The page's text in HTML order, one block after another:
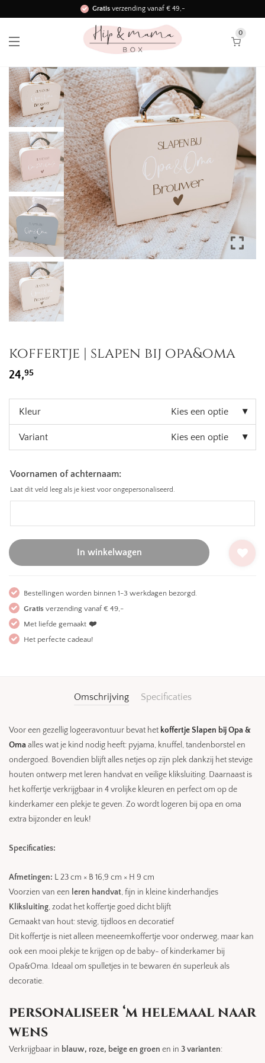
Gratisverzending vanaf € 49,-
Binnen 3 werkdagen in huis!
0
koffertje | slapen bij opa&oma
24,95
Kleur Kies een optie
Variant Kies een optie
Voornamen of achternaam:
Laat dit veld leeg als je kiest voor ongepersonaliseerd.
In winkelwagen
Bestellingen worden binnen 1-3 werkdagen bezorgd.
Gratis verzending vanaf € 49,-
Met liefde gemaakt ❤️
Het perfecte cadeau!
Omschrijving Specificaties
Voor een gezellig logeeravontuur bevat het koffertje Slapen bij Opa &
Omaalles wat je kind nodig heeft: pyjama, knuffel, tandenborstel en
ondergoed. Bovendien blijft alles netjes op zijn plek dankzij het stevige
houten ontwerp met leren handvat en veilige kliksluiting. Daarnaast is
het koffertje verkrijgbaar in 4 vrolijke kleuren en perfect om op de
kinderkamer een plekje te geven. Zo wordt logeren bij opa en oma
extra bijzonder en leuk!
Specificaties:
Afmetingen: L 23 cm × B 16,9 cm × H 9 cm
Voorzien van een leren handvat, fijn in kleine kinderhandjes
Kliksluiting, zodat het koffertje goed dicht blijft
Gemaakt van hout: stevig, tijdloos en decoratief
Dit koffertje is niet alleen meeneemkoffertje voor onderweg, maar kan
ook een mooi plekje te krijgen op de baby- of kinderkamer bij
Opa&Oma. Ideaal om spulletjes in te bewaren én superleuk als
decoratie.
personaliseer ‘m helemaal naar
wens
Verkrijgbaar in blauw, roze, beige en groen en in 3 varianten: